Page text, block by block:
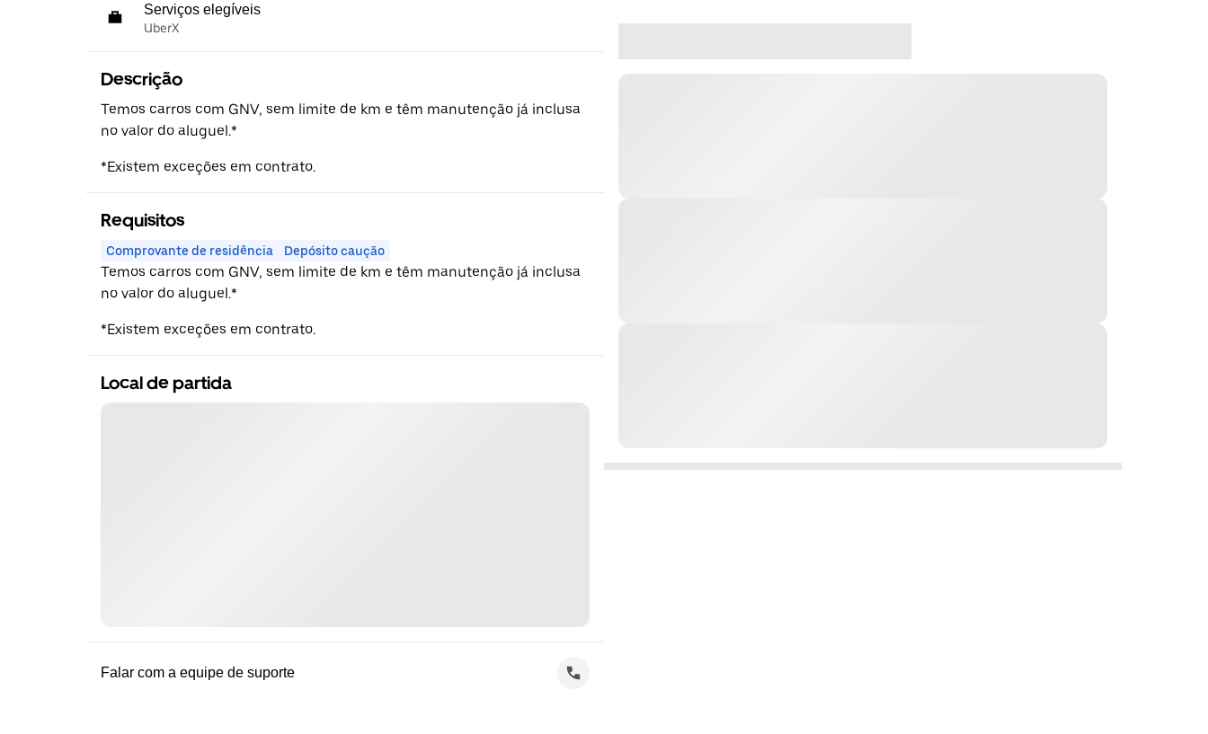
Serviços elegíveis
UberX
Descrição
Temos carros com GNV, sem limite de km e têm manutenção já inclusa
no valor do aluguel.*
*Existem exceções em contrato.
Requisitos
Comprovante de residência Depósito caução
Temos carros com GNV, sem limite de km e têm manutenção já inclusa
no valor do aluguel.*
*Existem exceções em contrato.
Local de partida
Falar com a equipe de suporte